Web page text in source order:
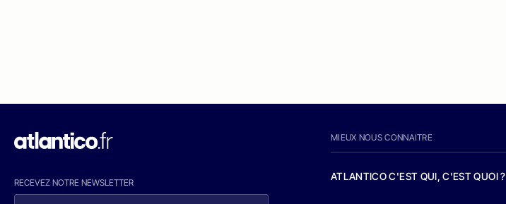
RECEVEZ NOTRE NEWSLETTER
MIEUX NOUS CONNAITRE
ATLANTICO C'EST QUI, C'EST QUOI ?